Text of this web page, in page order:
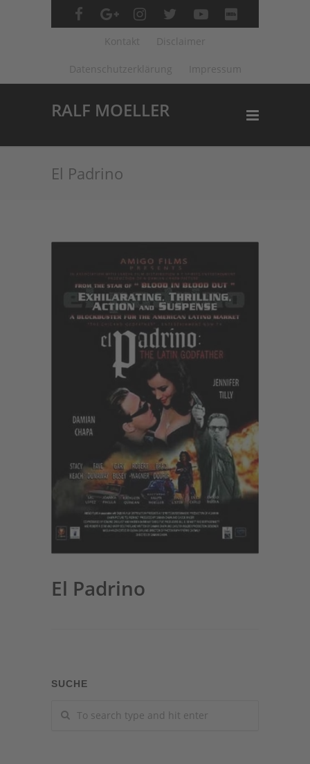
Kontakt Disclaimer
Datenschutzerklärung Impressum
RALF MOELLER
El Padrino
El Padrino
SUCHE